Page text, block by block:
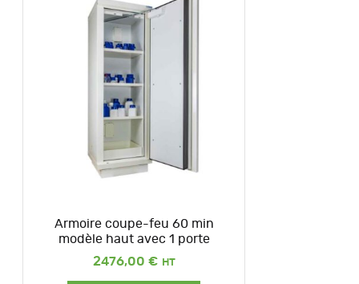
Armoire coupe-feu 60 min
modèle haut avec 1 porte
2476,00 €